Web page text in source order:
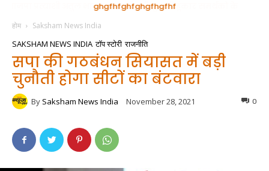
ghgfhfghfghgfhgfhf
होम Saksham News India
SAKSHAM NEWS INDIA टॉप स्टोरी राजनीति
सपा की गठबंधन सियासत में बड़ी
चुनौती होगा सीटों का बंटवारा
By Saksham News India November 28, 2021 0